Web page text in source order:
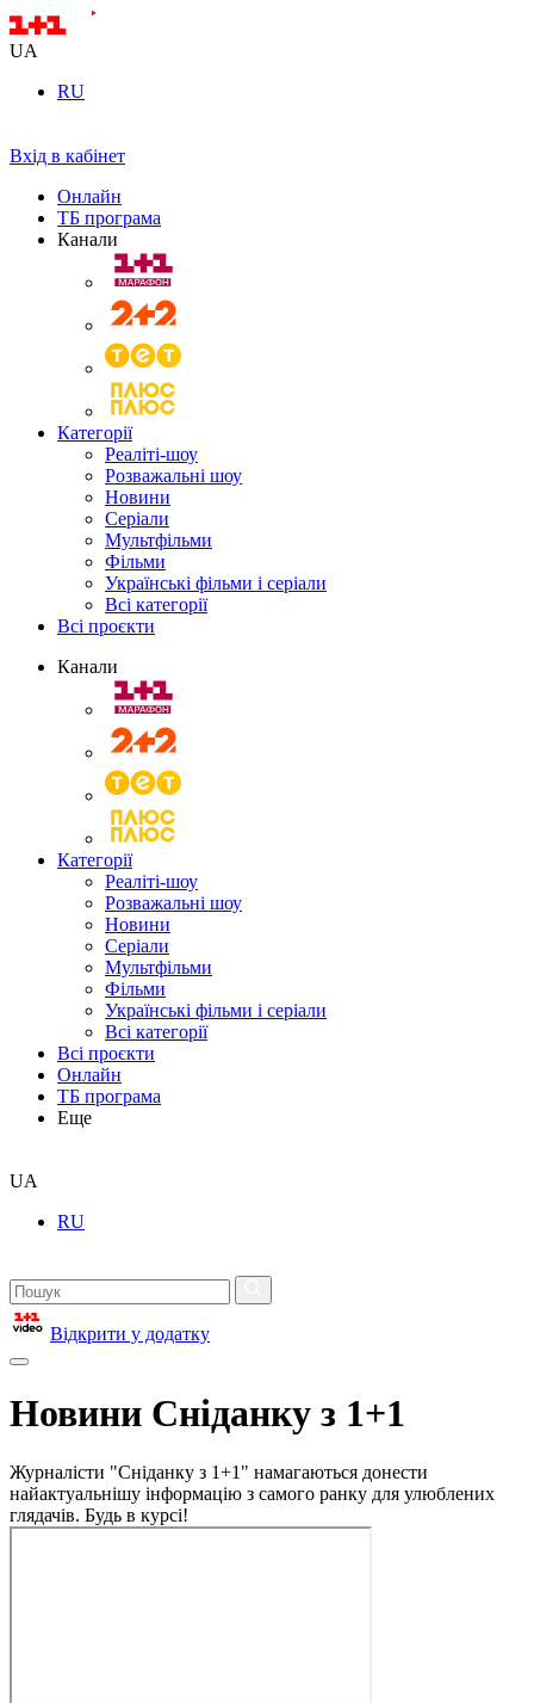
UA
RU
Вхід в кабінет
Онлайн
ТБ програма
Канали
Категорії
Реаліті-шоу
Розважальні шоу
Новини
Серіали
Мультфільми
Фільми
Українські фільми і серіали
Всі категорії
Всі проєкти
Канали
Категорії
Реаліті-шоу
Розважальні шоу
Новини
Серіали
Мультфільми
Фільми
Українські фільми і серіали
Всі категорії
Всі проєкти
Онлайн
ТБ програма
Еще
UA
RU
Відкрити у додатку
Новини Сніданку з 1+1
Журналісти "Сніданку з 1+1" намагаються донести
найактуальнішу інформацію з самого ранку для улюблених
глядачів. Будь в курсі!